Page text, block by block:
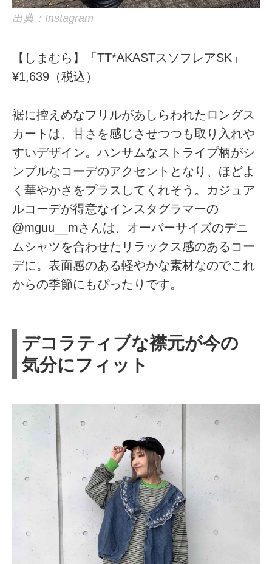
出典：Instagram
【しまむら】「TT*AKASTスソフレアSK」
¥1,639（税込）
裾に控えめなフリルがあしらわれたロングス
カートは、甘さを感じさせつつも取り入れや
すいデザイン。ハンサムなストライプ柄がシ
ンプルなコーデのアクセントとなり、ほどよ
く華やかさをプラスしてくれそう。カジュア
ルコーデが得意なインスタグラマーの
@mguu__mさんは、オーバーサイズのデニ
ムシャツを合わせたリラックス感のあるコー
デに。表面感のある軽やかな素材なのでこれ
からの季節にもぴったりです。
デコラティブな襟元が今の
気分にフィット